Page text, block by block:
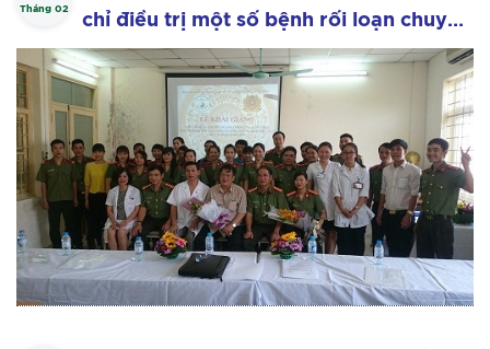
Tháng 02
chỉ điều trị một số bệnh rối loạn chuyển
hóa, dị ứng, hen phế quản